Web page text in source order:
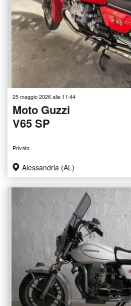
25 maggio 2026 alle 11:44
Moto Guzzi
V65 SP
Privato
Alessandria (AL)